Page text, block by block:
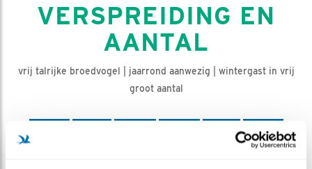
VERSPREIDING EN
AANTAL
vrij talrijke broedvogel | jaarrond aanwezig | wintergast in vrij
groot aantal
JUN